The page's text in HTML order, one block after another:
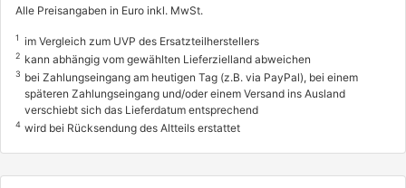
Alle Preisangaben in Euro inkl. MwSt.
1 im Vergleich zum UVP des Ersatzteilherstellers
2 kann abhängig vom gewählten Lieferzielland abweichen
3 bei Zahlungseingang am heutigen Tag (z.B. via PayPal), bei einem
späteren Zahlungseingang und/oder einem Versand ins Ausland
verschiebt sich das Lieferdatum entsprechend
4 wird bei Rücksendung des Altteils erstattet